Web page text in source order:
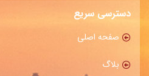
دسترسی سریع
صفحه اصلی
بلاگ